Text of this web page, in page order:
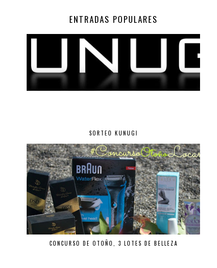
ENTRADAS POPULARES
SORTEO KUNUGI
CONCURSO DE OTOÑO, 3 LOTES DE BELLEZA